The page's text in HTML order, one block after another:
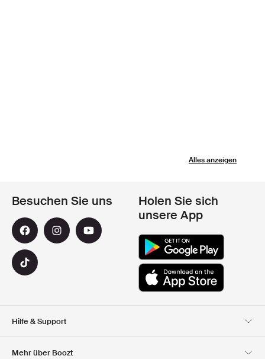
Alles anzeigen
Hilfe & Support
Mehr über Boozt
Besuchen Sie uns
Holen Sie sich
unsere App